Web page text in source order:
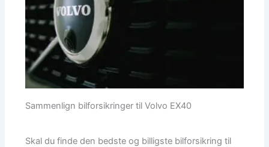
Sammenlign bilforsikringer til Volvo EX40
Skal du finde den bedste og billigste bilforsikring til